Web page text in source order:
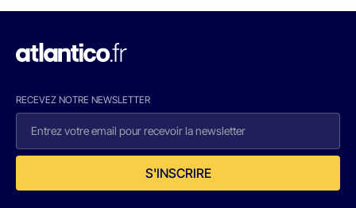
RECEVEZ NOTRE NEWSLETTER
S'INSCRIRE